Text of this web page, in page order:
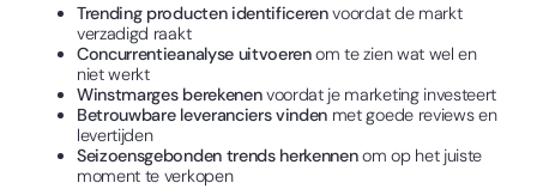
Trending producten identificerenvoordat de markt
verzadigd raakt
Concurrentieanalyse uitvoerenom te zien wat wel en
niet werkt
Winstmarges berekenenvoordat je marketing investeert
Betrouwbare leveranciers vinden met goede reviews en
levertijden
Seizoensgebonden trends herkennenom op het juiste
moment te verkopen